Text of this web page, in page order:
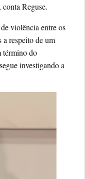
Reguse.
violência entre os
a respeito de um
término do
investigando a